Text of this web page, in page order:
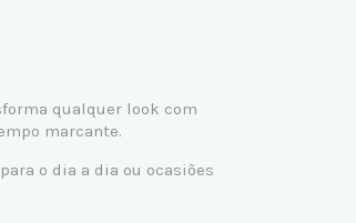
qualquer look com
marcante.
o dia a dia ou ocasiões